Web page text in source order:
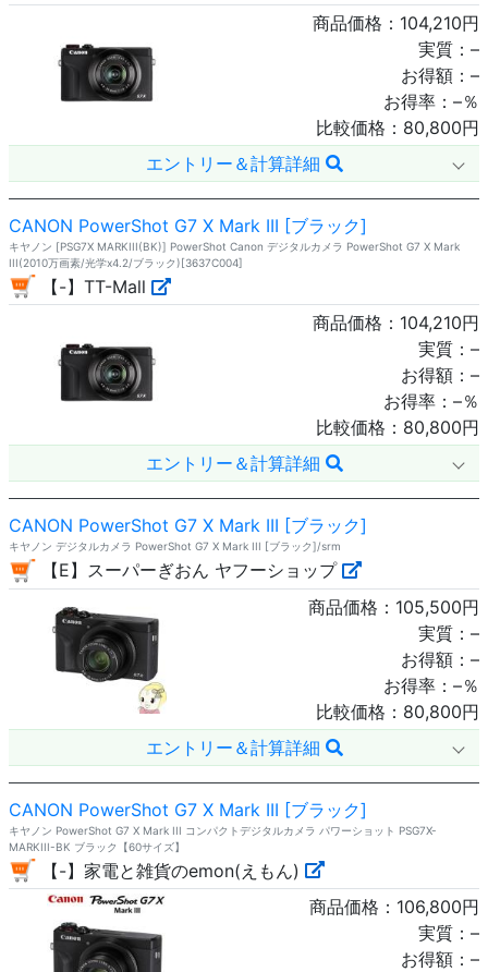
商品価格： 104,210円
実質： –
お得額： –
お得率： –％
比較価格： 80,800円
エントリー＆計算詳細
CANON PowerShot G7 X Mark III [ブラック]
キヤノン [PSG7X MARKIII(BK)] PowerShot Canon デジタルカメラ PowerShot G7 X Mark
III(2010万画素/光学x4.2/ブラック)[3637C004]
【-】TT-Mall
商品価格： 104,210円
実質： –
お得額： –
お得率： –％
比較価格： 80,800円
エントリー＆計算詳細
CANON PowerShot G7 X Mark III [ブラック]
キヤノン デジタルカメラ PowerShot G7 X Mark III [ブラック]/srm
【E】スーパーぎおん ヤフーショップ
商品価格： 105,500円
実質： –
お得額： –
お得率： –％
比較価格： 80,800円
エントリー＆計算詳細
CANON PowerShot G7 X Mark III [ブラック]
キヤノン PowerShot G7 X Mark III コンパクトデジタルカメラ パワーショット PSG7X-
MARKIII-BK ブラック【60サイズ】
【-】家電と雑貨のemon(えもん)
商品価格： 106,800円
実質： –
お得額： –